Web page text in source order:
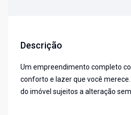
Descrição
Um empreendimento completo
conforto e lazer que você
do imóvel sujeitos a alteração